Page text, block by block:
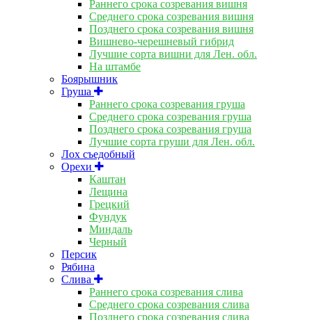
Раннего срока созревания вишня
Среднего срока созревания вишня
Позднего срока созревания вишня
Вишнево-черешневый гибрид
Лучшие сорта вишни для Лен. обл.
На штамбе
Боярышник
Груша
Раннего срока созревания груша
Среднего срока созревания груша
Позднего срока созревания груша
Лучшие сорта груши для Лен. обл.
Лох съедобный
Орехи
Каштан
Лещина
Грецкий
Фундук
Миндаль
Черный
Персик
Рябина
Слива
Раннего срока созревания слива
Среднего срока созревания слива
Позднего срока созревания слива